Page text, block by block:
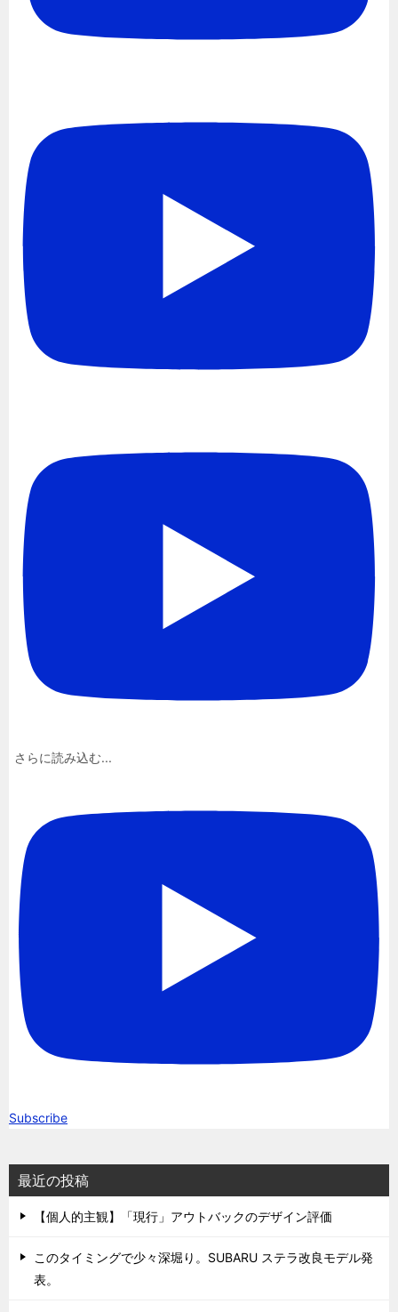
さらに読み込む...
Subscribe
最近の投稿
【個人的主観】「現行」アウトバックのデザイン評価
このタイミングで少々深堀り。SUBARU ステラ改良モデル発
表。